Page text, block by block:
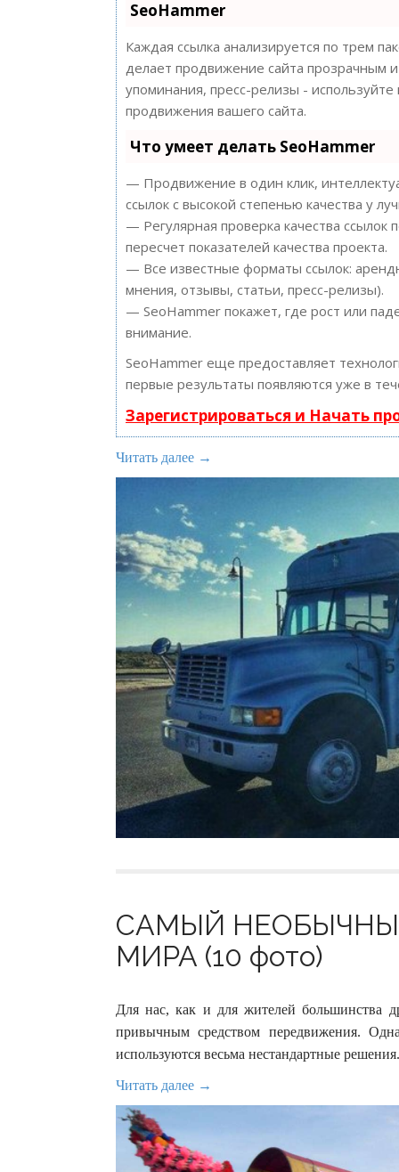
SeoHammer
Каждая ссылка анализируется по трем
делает продвижение сайта прозрачным
упоминания, пресс-релизы -
продвижения вашего сайта.
Что умеет делать SeoHammer
— Продвижение в один клик,
ссылок с высокой степенью качества у
— Регулярная проверка качества
пересчет показателей качества проекта.
— Все известные форматы ссылок:
мнения, отзывы, статьи, пресс-релизы).
— SeoHammer покажет, где рост или
внимание.
SeoHammer еще предоставляет
первые результаты появляются уже в
Зарегистрироваться и Начать
Читать далее →
САМЫЙ
МИРА (10 фото)
Для нас, как и для жителей большинства
привычным средством передвижения.
используются весьма нестандартные решения.
Читать далее →